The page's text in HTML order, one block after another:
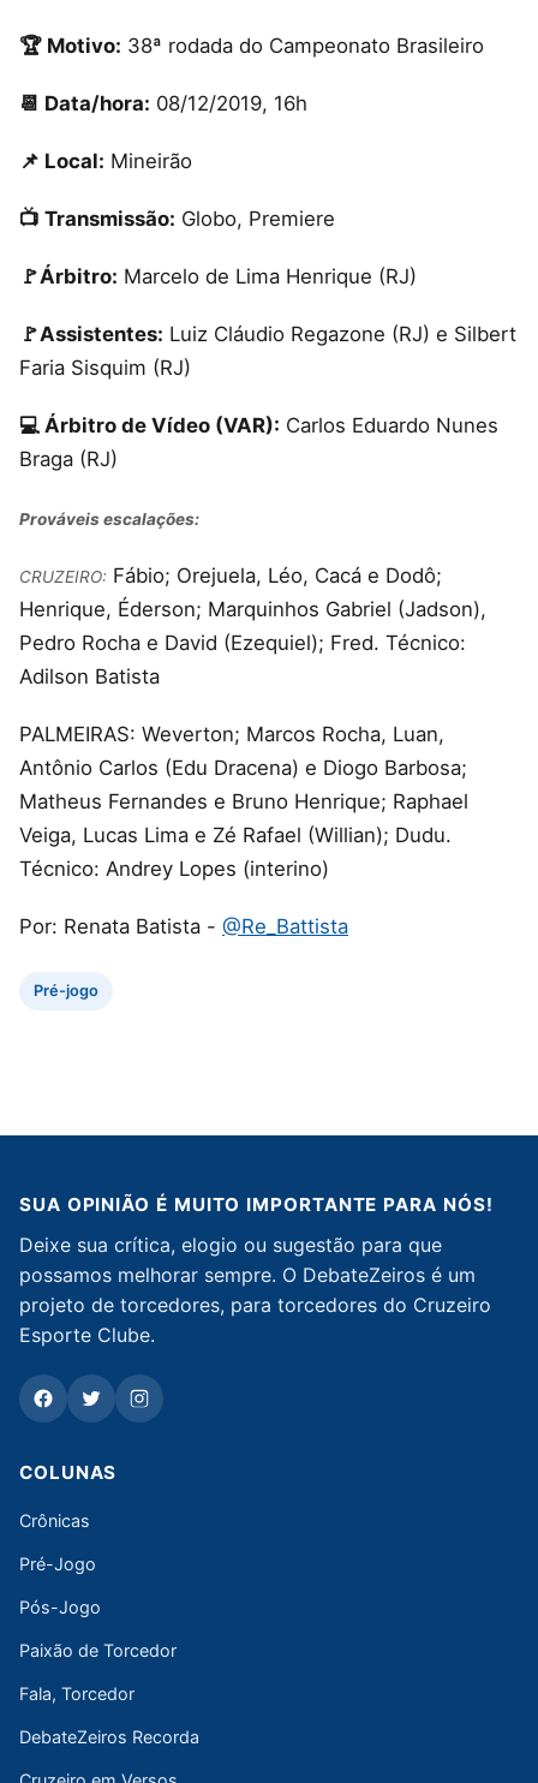
🏆 Motivo: 38ª rodada do Campeonato Brasileiro
📆 Data/hora: 08/12/2019, 16h
📌 Local: Mineirão
📺 Transmissão: Globo, Premiere
🚩Árbitro: Marcelo de Lima Henrique (RJ)
🚩Assistentes: Luiz Cláudio Regazone (RJ) e Silbert
Faria Sisquim (RJ)
💻 Árbitro de Vídeo (VAR): Carlos Eduardo Nunes
Braga (RJ)
Prováveis escalações:
CRUZEIRO: Fábio; Orejuela, Léo, Cacá e Dodô;
Henrique, Éderson; Marquinhos Gabriel (Jadson),
Pedro Rocha e David (Ezequiel); Fred. Técnico:
Adilson Batista
PALMEIRAS: Weverton; Marcos Rocha, Luan,
Antônio Carlos (Edu Dracena) e Diogo Barbosa;
Matheus Fernandes e Bruno Henrique; Raphael
Veiga, Lucas Lima e Zé Rafael (Willian); Dudu.
Técnico: Andrey Lopes (interino)
Por: Renata Batista - @Re_Battista
Pré-jogo
SUA OPINIÃO É MUITO IMPORTANTE PARA NÓS!
Deixe sua crítica, elogio ou sugestão para que
possamos melhorar sempre. O DebateZeiros é um
projeto de torcedores, para torcedores do Cruzeiro
Esporte Clube.
COLUNAS
Crônicas
Pré-Jogo
Pós-Jogo
Paixão de Torcedor
Fala, Torcedor
DebateZeiros Recorda